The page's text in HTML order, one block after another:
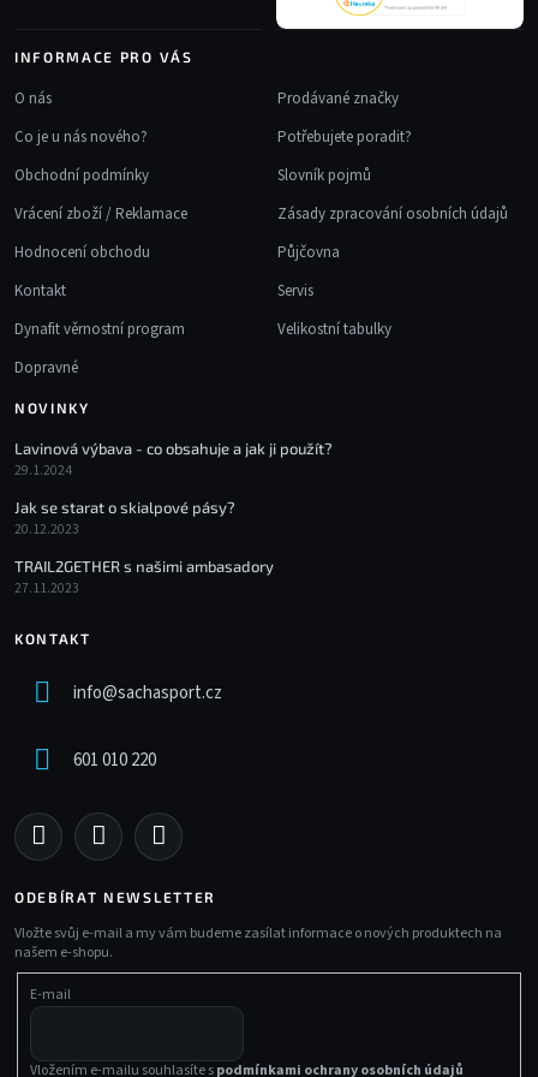
INFORMACE PRO VÁS
O nás
Co je u nás nového?
Obchodní podmínky
Vrácení zboží / Reklamace
Hodnocení obchodu
Kontakt
Dynafit věrnostní program
Dopravné
Prodávané značky
Potřebujete poradit?
Slovník pojmů
Zásady zpracování osobních údajů
Půjčovna
Servis
Velikostní tabulky
NOVINKY
Lavinová výbava - co obsahuje a jak ji použít?
29.1.2024
Jak se starat o skialpové pásy?
20.12.2023
TRAIL2GETHER s našimi ambasadory
27.11.2023
KONTAKT
info@sachasport.cz
601 010 220
ODEBÍRAT NEWSLETTER
Vložte svůj e-mail a my vám budeme zasílat informace o nových produktech na
našem e-shopu.
E-mail
Vložením e-mailu souhlasíte spodmínkami ochrany osobních údajů